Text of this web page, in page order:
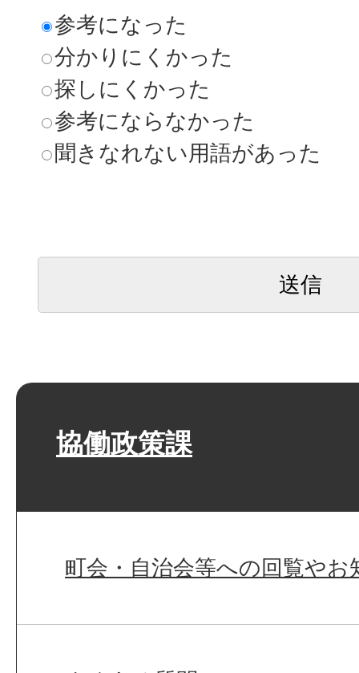
参考になった
分かりにくかった
探しにくかった
参考にならなかった
聞きなれない用語があった
協働政策課
町会・自治会等への回覧やお